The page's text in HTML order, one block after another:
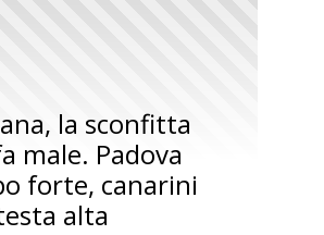
la sconfitta
male. Padova
forte, canarini
alta